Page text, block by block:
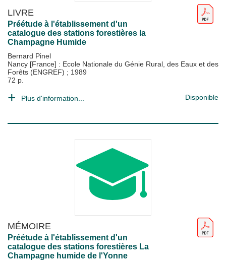
LIVRE
Préétude à l'établissement d'un
catalogue des stations forestières la
Champagne Humide
Bernard Pinel
Nancy [France] : Ecole Nationale du Génie Rural, des Eaux et des
Forêts (ENGREF) ; 1989
72 p.
Plus d'information... Disponible
MÉMOIRE
Préétude à l'établissement d'un
catalogue des stations forestières La
Champagne humide de l'Yonne